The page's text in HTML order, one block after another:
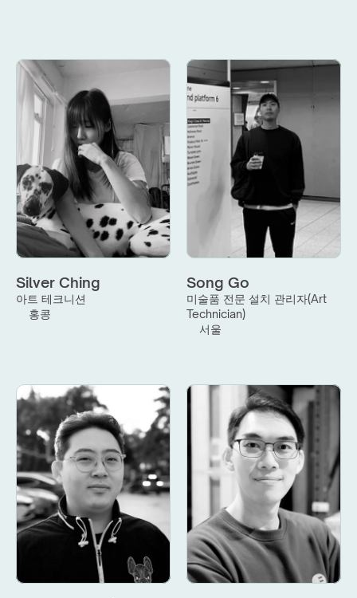
Silver Ching
아트 테크니션
홍콩
Song Go
미술품 전문 설치 관리자(Art
Technician)
서울